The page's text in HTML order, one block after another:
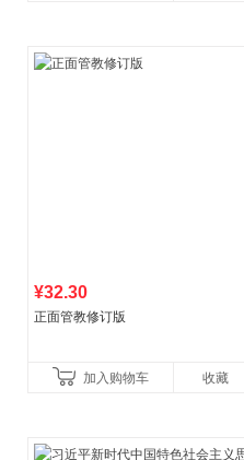
¥32.30
正面管教修订版
加入购物车 收藏